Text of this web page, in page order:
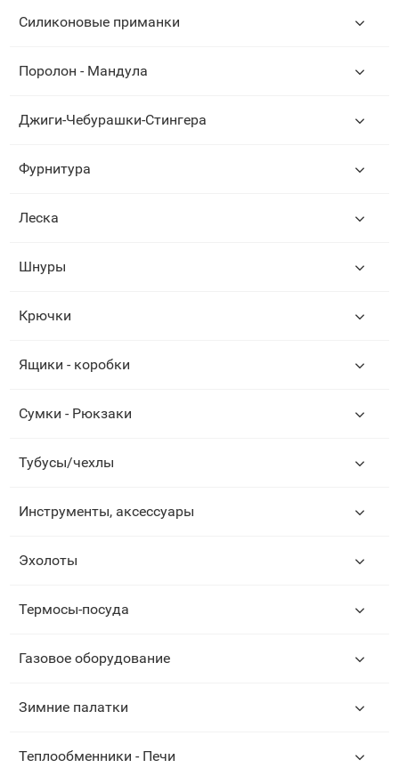
Силиконовые приманки
Поролон - Мандула
Джиги-Чебурашки-Стингера
Фурнитура
Леска
Шнуры
Крючки
Ящики - коробки
Сумки - Рюкзаки
Тубусы/чехлы
Инструменты, аксессуары
Эхолоты
Термосы-посуда
Газовое оборудование
Зимние палатки
Теплообменники - Печи